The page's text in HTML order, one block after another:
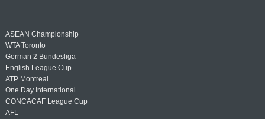
ASEAN Championship
WTA Toronto
German 2 Bundesliga
English League Cup
ATP Montreal
One Day International
CONCACAF League Cup
AFL